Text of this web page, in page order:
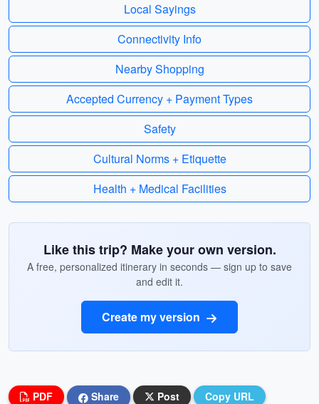
Local Sayings
Connectivity Info
Nearby Shopping
Accepted Currency + Payment Types
Safety
Cultural Norms + Etiquette
Health + Medical Facilities
Like this trip? Make your own version.
A free, personalized itinerary in seconds — sign up to save
and edit it.
Create my version
PDF Share Post Copy URL